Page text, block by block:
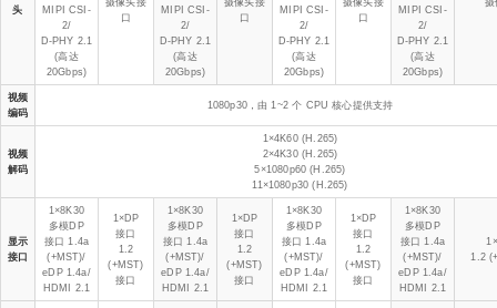
头
MIPI CSI-
2/
D-PHY 2.1
(高达
20Gbps)
摄像头接
口
MIPI CSI-
2/
D-PHY 2.1
(高达
20Gbps)
摄像头接
口
MIPI CSI-
2/
D-PHY 2.1
(高达
20Gbps)
摄像头接
口
MIPI CSI-
2/
D-PHY 2.1
(高达
20Gbps)
摄
视频
编码
1080p30，由 1~2 个 CPU 核心提供支持
视频
解码
1×4K60 (H.265)
2×4K30 (H.265)
5×1080p60 (H.265)
11×1080p30 (H.265)
显示
接口
1×8K30
多模DP
接口 1.4a
(+MST)/
eDP 1.4a/
HDMI 2.1
1×DP
接口
1.2
(+MST)
接口
1×8K30
多模DP
接口 1.4a
(+MST)/
eDP 1.4a/
HDMI 2.1
1×DP
接口
1.2
(+MST)
接口
1×8K30
多模DP
接口 1.4a
(+MST)/
eDP 1.4a/
HDMI 2.1
1×DP
接口
1.2
(+MST)
接口
1×8K30
多模DP
接口 1.4a
(+MST)/
eDP 1.4a/
HDMI 2.1
1.2